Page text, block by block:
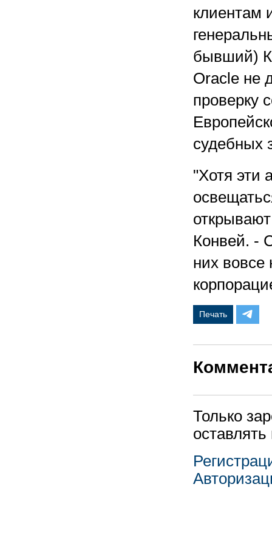
клиентам
бывший)
Oracle не
проверку
судебных
"Хотя эти
Конвей. -
них вовсе
Печать
Только